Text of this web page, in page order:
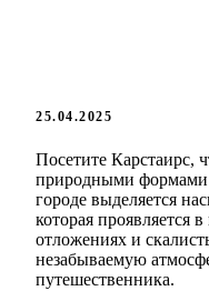
25.04.2025
Посетите Карстаирс,
природными
городе выделяется
которая проявляется
отложениях и
незабываемую
путешественника.